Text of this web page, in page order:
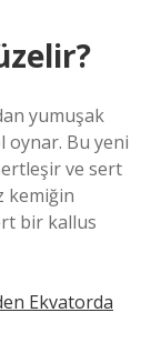
yumuşak
oynar. Bu yeni
ve sert
kemiğin
bir kallus
Ekvatorda